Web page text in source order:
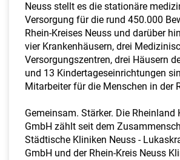
Neuss stellt es die stationäre
Versorgung für die rund 450.000
Rhein-Kreises Neuss und darüber
vier Krankenhäusern, drei
Versorgungszentren, drei Häusern
und 13 Kindertageseinrichtungen
Mitarbeiter für die Menschen in der
Gemeinsam. Stärker. Die Rheinland
GmbH zählt seit dem
Städtische Kliniken Neuss -
GmbH und der Rhein-Kreis Neuss